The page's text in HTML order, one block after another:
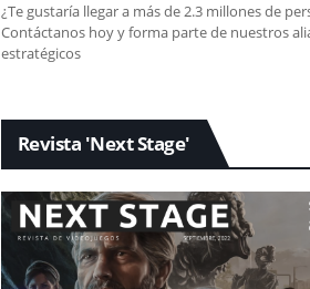
¿Te gustaría llegar a más de 2.3 millones de
Contáctanos hoy y forma parte de nuestros
estratégicos
Revista 'Next Stage'